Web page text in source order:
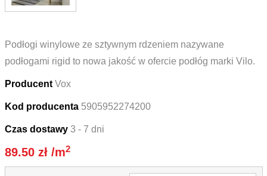
Podłogi winylowe ze sztywnym rdzeniem nazywane
podłogami rigid to nowa jakość w ofercie podłóg marki Vilo.
Producent Vox
Kod producenta 5905952274200
Czas dostawy 3 - 7 dni
89.50 zł/m2